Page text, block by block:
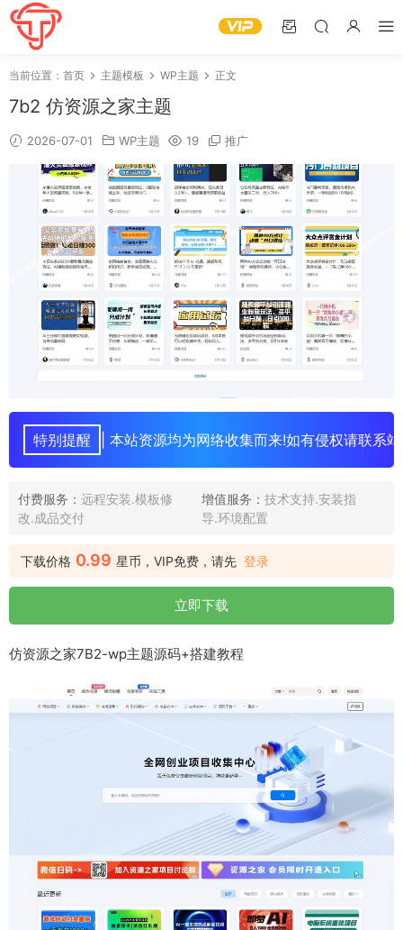
当前位置： 首页 主题模板 WP主题 正文
7b2 仿资源之家主题
2026-07-01 WP主题 19 推广
特别提醒 | 本站资源均为网络收集而来!如有侵权请联系
付费服务： 远程安装.模板修
改.成品交付
增值服务： 技术支持.安装指
导.环境配置
下载价格 0.99 星币，VIP免费，请先 登录
立即下载
仿资源之家7B2-wp主题源码+搭建教程